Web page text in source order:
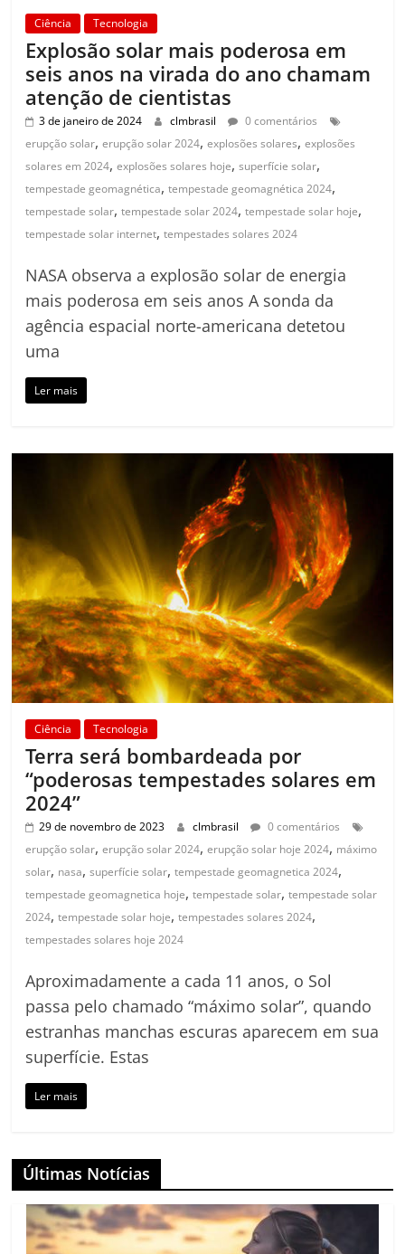
Ciência Tecnologia
Explosão solar mais poderosa em
seis anos na virada do ano chamam
atenção de cientistas
3 de janeiro de 2024 clmbrasil
0 comentários
erupção solar,erupção solar 2024,explosões solares,explosões
solares em 2024,explosões solares hoje,superfície solar,
tempestade geomagnética,tempestade geomagnética 2024,
tempestade solar,tempestade solar 2024,tempestade solar hoje,
tempestade solar internet,tempestades solares 2024
NASA observa a explosão solar de energia
mais poderosa em seis anos A sonda da
agência espacial norte-americana detetou
uma
Ler mais
Ciência Tecnologia
Terra será bombardeada por
“poderosas tempestades solares em
2024”
29 de novembro de 2023 clmbrasil
0 comentários
erupção solar,erupção solar 2024,erupção solar hoje 2024, máximo
solar, nasa,superfície solar,tempestade geomagnetica 2024,
tempestade geomagnetica hoje,tempestade solar,tempestade solar
2024,tempestade solar hoje,tempestades solares 2024,
tempestades solares hoje 2024
Aproximadamente a cada 11 anos, o Sol
passa pelo chamado “máximo solar”, quando
estranhas manchas escuras aparecem em sua
superfície. Estas
Ler mais
Últimas Notícias